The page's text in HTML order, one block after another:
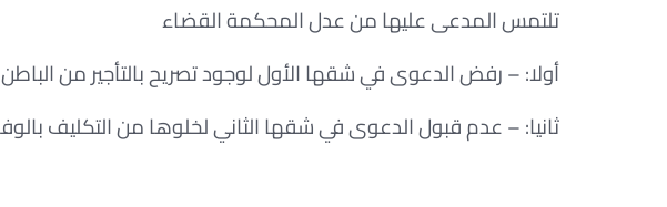
تلتمس المدعى عليها من عدل المحكمة القضاء
أولا: – رفض الدعوى في شقها الأول لوجود تصريح بالتأجير من
ثانيا: – عدم قبول الدعوى في شقها الثاني لخلوها من التكليف